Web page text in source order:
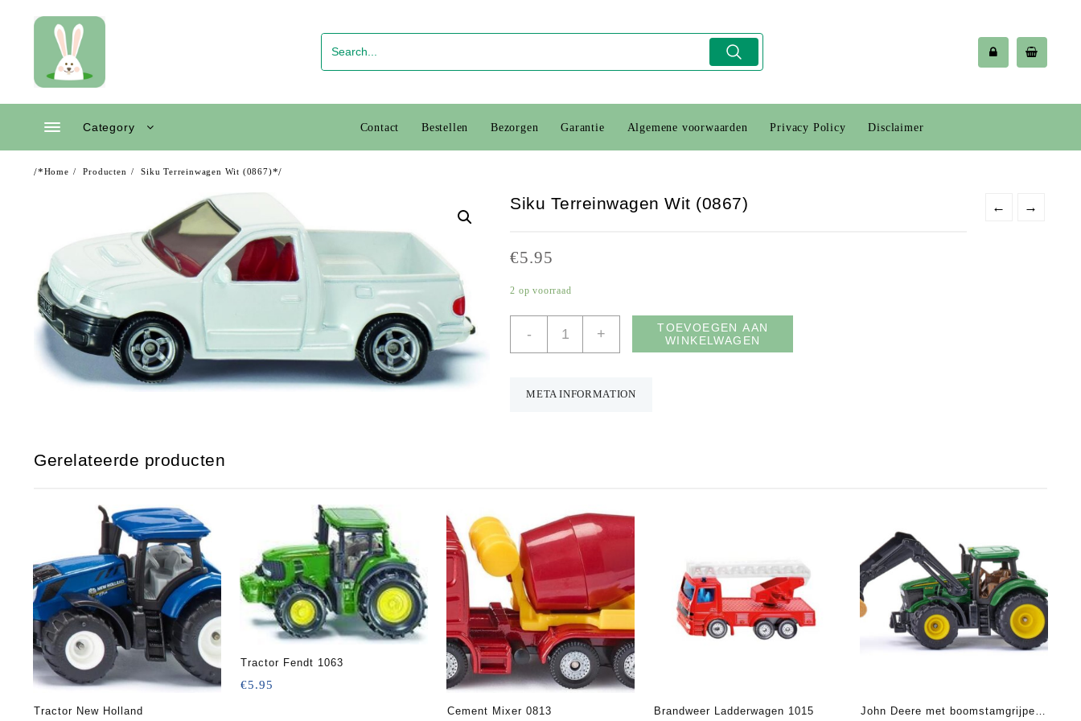
Category Contact Bestellen Bezorgen Garantie Algemene voorwaarden Privacy Policy Disclaimer
/*Home Producten Siku Terreinwagen Wit (0867)*/
← →
Siku Terreinwagen Wit (0867)
€5.95
2 op voorraad
-
Terreinwagen
aantal
+
TOEVOEGEN AAN
WINKELWAGEN
META INFORMATION
Gerelateerde producten
Tractor New Holland
Tractor Fendt 1063
€5.95
Cement Mixer 0813 Brandweer Ladderwagen 1015 John Deere met boomstamgrijper